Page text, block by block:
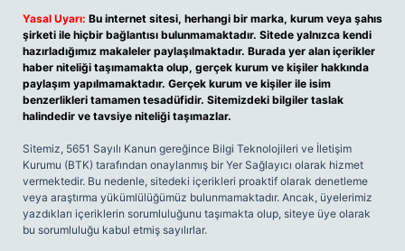
Yasal Uyarı: Bu internet sitesi, herhangi bir marka, kurum veya şahıs
şirketi ile hiçbir bağlantısı bulunmamaktadır. Sitede yalnızca kendi
hazırladığımız makaleler paylaşılmaktadır. Burada yer alan içerikler
haber niteliği taşımamakta olup, gerçek kurum ve kişiler hakkında
paylaşım yapılmamaktadır. Gerçek kurum ve kişiler ile isim
benzerlikleri tamamen tesadüfidir. Sitemizdeki bilgiler taslak
halindedir ve tavsiye niteliği taşımazlar.
Sitemiz, 5651 Sayılı Kanun gereğince Bilgi Teknolojileri ve İletişim
Kurumu (BTK) tarafından onaylanmış bir Yer Sağlayıcı olarak hizmet
vermektedir. Bu nedenle, sitedeki içerikleri proaktif olarak denetleme
veya araştırma yükümlülüğümüz bulunmamaktadır. Ancak, üyelerimiz
yazdıkları içeriklerin sorumluluğunu taşımakta olup, siteye üye olarak
bu sorumluluğu kabul etmiş sayılırlar.